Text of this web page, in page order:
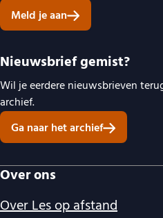
Meld je aan
Nieuwsbrief gemist?
Wil je eerdere nieuwsbrieven
archief.
Ga naar het archief
Over ons
Over Les op afstand